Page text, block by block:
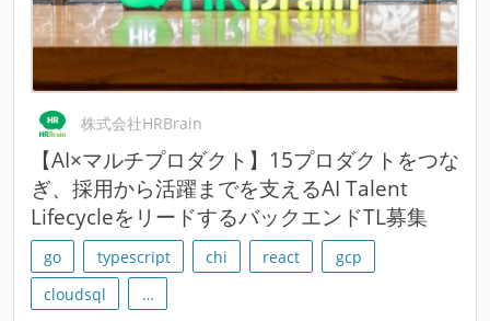
株式会社HRBrain
【AI×マルチプロダクト】15プロダクトをつな
ぎ、採用から活躍までを支えるAI Talent
LifecycleをリードするバックエンドTL募集
go typescript chi react
gcp
cloudsql
…